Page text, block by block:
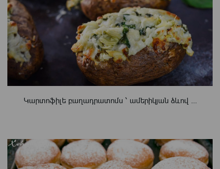
Կարտոֆիլե բաղադրատոմս ՝ ամերիկյան ձևով ...